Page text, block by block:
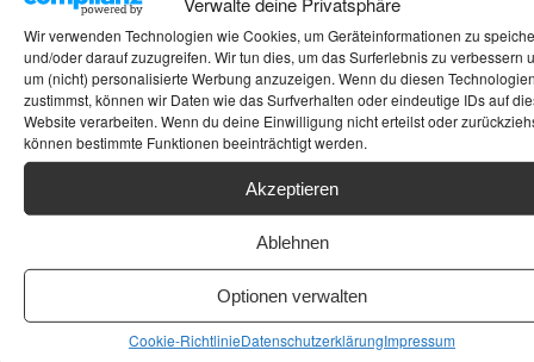
Wir verwenden Technologien wie Cookies, um Geräteinformationen zu
und/oder darauf zuzugreifen. Wir tun dies, um das Surferlebnis zu verbessern
um (nicht) personalisierte Werbung anzuzeigen. Wenn du diesen
zustimmst, können wir Daten wie das Surfverhalten oder eindeutige IDs auf
Website verarbeiten. Wenn du deine Einwilligung nicht erteilst oder
können bestimmte Funktionen beeinträchtigt werden.
Akzeptieren
Ablehnen
Optionen verwalten
Cookie-RichtlinieDatenschutzerklärungImpressum
ANKAUF HIFI & HIGH GERÄTE: +491794761922